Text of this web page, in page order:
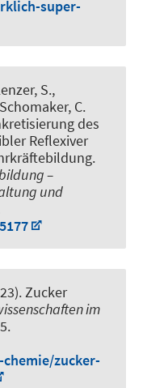
super-
S.,
C.
des
Reflexiver
.
–
und
Zucker
im
zucker-